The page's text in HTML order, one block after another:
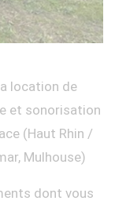
location de
et sonorisation
(Haut Rhin /
Mulhouse)
dont vous